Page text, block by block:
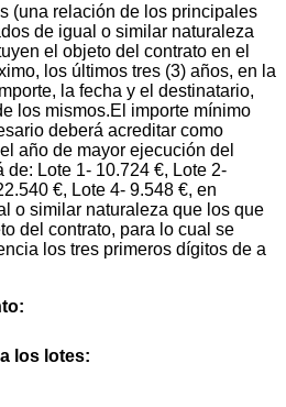
(una relación de los principales
de igual o similar naturaleza
el objeto del contrato en el
los últimos tres (3) años, en la
la fecha y el destinatario,
los mismos.El importe mínimo
deberá acreditar como
año de mayor ejecución del
de: Lote 1- 10.724 €, Lote 2-
€, Lote 4- 9.548 €, en
o similar naturaleza que los que
del contrato, para lo cual se
los tres primeros dígitos de a
los lotes: